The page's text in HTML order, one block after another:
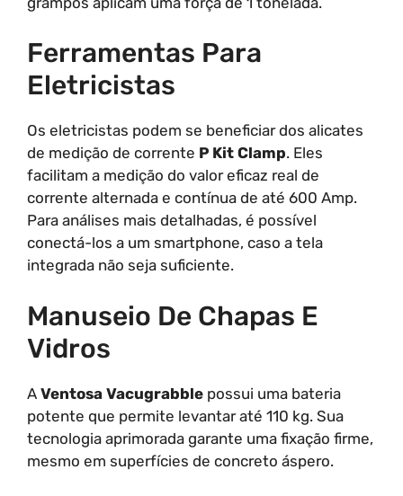
Ferramentas Para
Eletricistas
Os eletricistas podem se beneficiar dos alicates
de medição de corrente P Kit Clamp. Eles
facilitam a medição do valor eficaz real de
corrente alternada e contínua de até 600 Amp.
Para análises mais detalhadas, é possível
conectá-los a um smartphone, caso a tela
integrada não seja suficiente.
Manuseio De Chapas E
Vidros
A Ventosa Vacugrabble possui uma bateria
potente que permite levantar até 110 kg. Sua
tecnologia aprimorada garante uma fixação firme,
mesmo em superfícies de concreto áspero.